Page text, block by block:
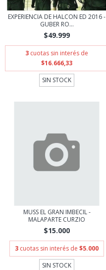
EXPERIENCIA DE HALCON ED 2016 -
GUBER RO...
$49.999
3 cuotas sin interés de
$16.666,33
SIN STOCK
MUSS EL GRAN IMBECIL -
MALAPARTE CURZIO
$15.000
3 cuotas sin interés de $5.000
SIN STOCK